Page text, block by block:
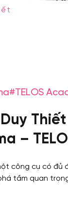
#TELOS
–
công cụ có đủ
tầm quan